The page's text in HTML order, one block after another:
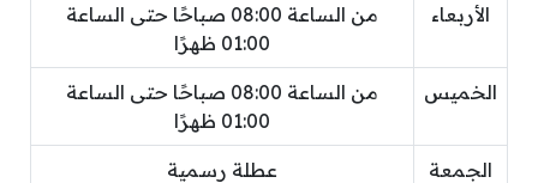
الأربعاء
من الساعة 08:00 صباحًا حتى الساعة
01:00 ظهرًا
الخميس
من الساعة 08:00 صباحًا حتى الساعة
01:00 ظهرًا
الجمعة عطلة رسمية